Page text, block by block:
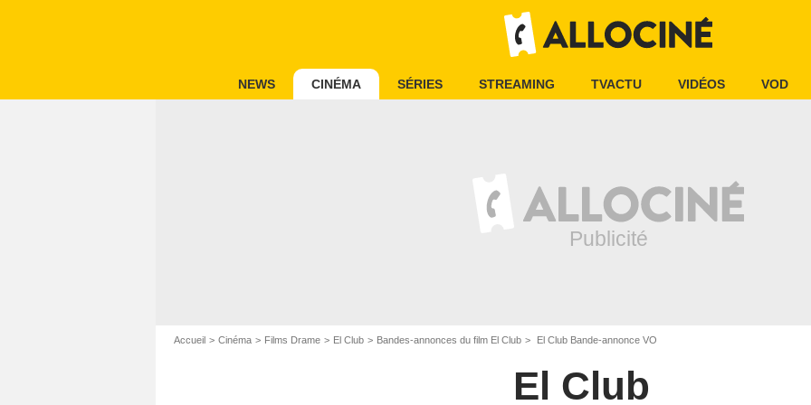
NEWS CINÉMA SÉRIES STREAMING TVACTU VIDÉOS VOD
Accueil Cinéma Films Drame El Club Bandes-annonces du film El Club El Club Bande-annonce VO
El Club